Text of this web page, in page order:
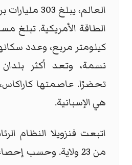
العالم، يبلغ
نسمة، وتعد أكثر بلدان
تحضرًا. عاصمتها
هي الإسبانية.
اتبعت فنزويلا النظام